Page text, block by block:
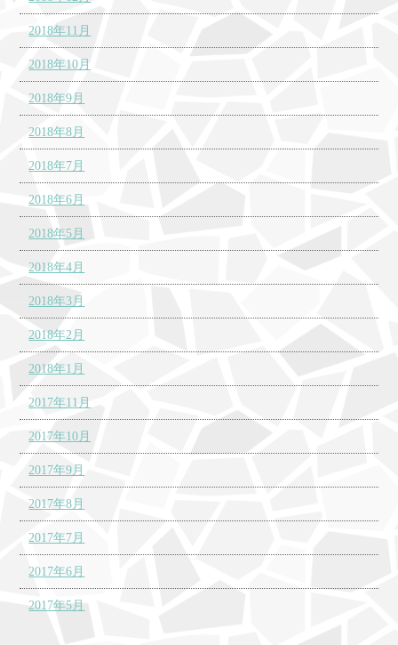
2018年11月
2018年10月
2018年9月
2018年8月
2018年7月
2018年6月
2018年5月
2018年4月
2018年3月
2018年2月
2018年1月
2017年11月
2017年10月
2017年9月
2017年8月
2017年7月
2017年6月
2017年5月